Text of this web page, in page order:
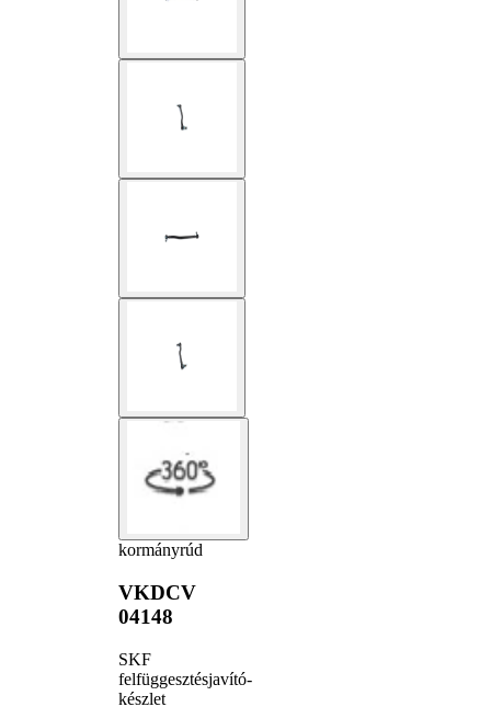
kormányrúd
VKDCV
04148
SKF
felfüggesztésjavító-
készlet